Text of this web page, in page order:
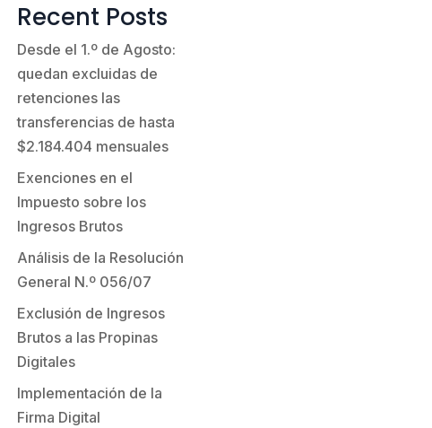
Recent Posts
Desde el 1.º de Agosto:
quedan excluidas de
retenciones las
transferencias de hasta
$2.184.404 mensuales
Exenciones en el
Impuesto sobre los
Ingresos Brutos
Análisis de la Resolución
General N.º 056/07
Exclusión de Ingresos
Brutos a las Propinas
Digitales
Implementación de la
Firma Digital